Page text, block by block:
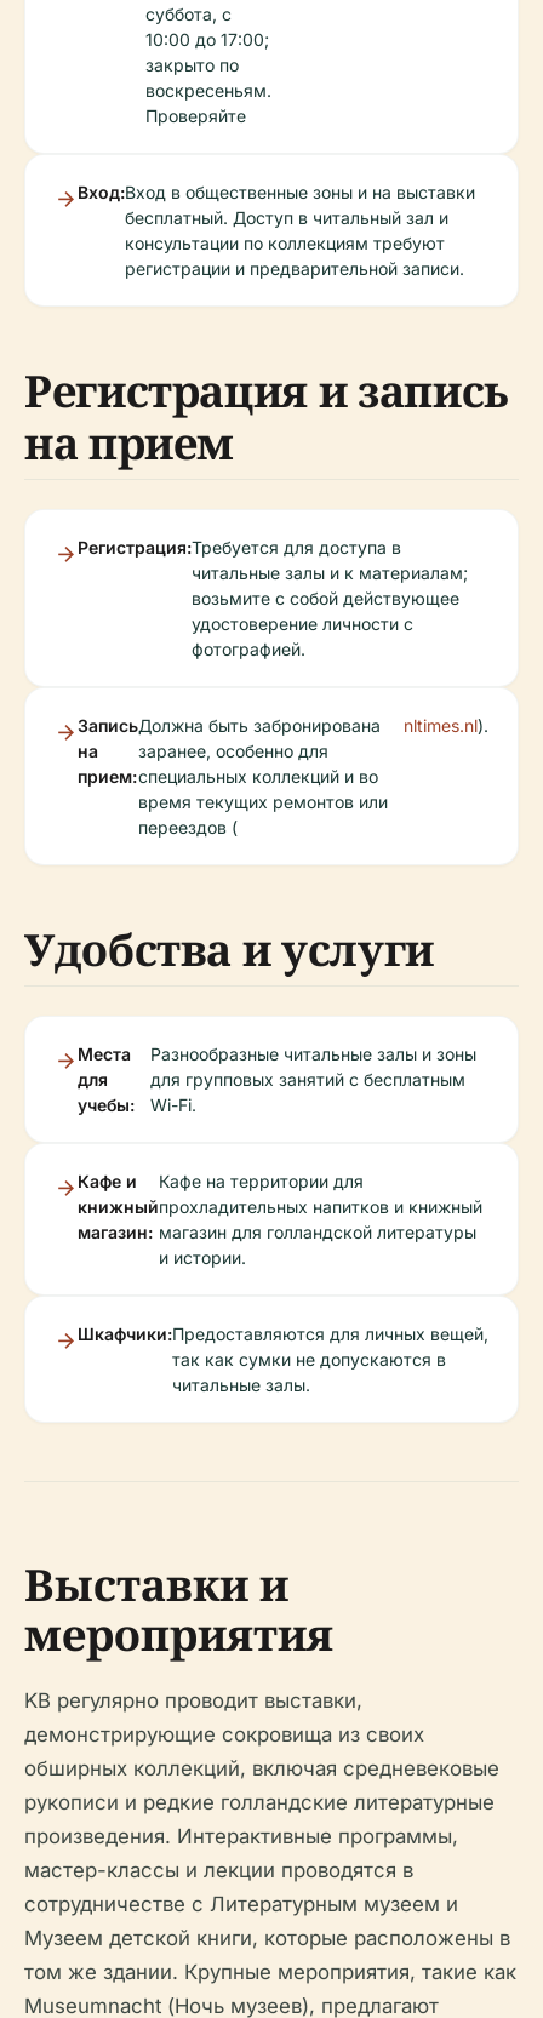
суббота, с
10:00 до 17:00;
закрыто по
воскресеньям.
Проверяйте
Вход:Вход в общественные зоны и на выставки
бесплатный. Доступ в читальный зал и
консультации по коллекциям требуют
регистрации и предварительной записи.
Регистрация и запись
на прием
Регистрация:Требуется для доступа в
читальные залы и к материалам;
возьмите с собой действующее
удостоверение личности с
фотографией.
Запись
на
прием:
Должна быть забронирована
заранее, особенно для
специальных коллекций и во
время текущих ремонтов или
переездов (
nltimes.nl).
Удобства и услуги
Места
для
учебы:
Разнообразные читальные залы и зоны
для групповых занятий с бесплатным
Wi-Fi.
Кафе и
книжный
магазин:
Кафе на территории для
прохладительных напитков и книжный
магазин для голландской литературы
и истории.
Шкафчики:Предоставляются для личных вещей,
так как сумки не допускаются в
читальные залы.
Выставки и
мероприятия
KB регулярно проводит выставки,
демонстрирующие сокровища из своих
обширных коллекций, включая средневековые
рукописи и редкие голландские литературные
произведения. Интерактивные программы,
мастер-классы и лекции проводятся в
сотрудничестве с Литературным музеем и
Музеем детской книги, которые расположены в
том же здании. Крупные мероприятия, такие как
Museumnacht (Ночь музеев), предлагают